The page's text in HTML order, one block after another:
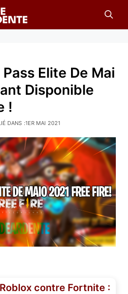
Elite De Mai
Disponible
!
DANS :1ER MAI 2021
Roblox contre Fortnite :